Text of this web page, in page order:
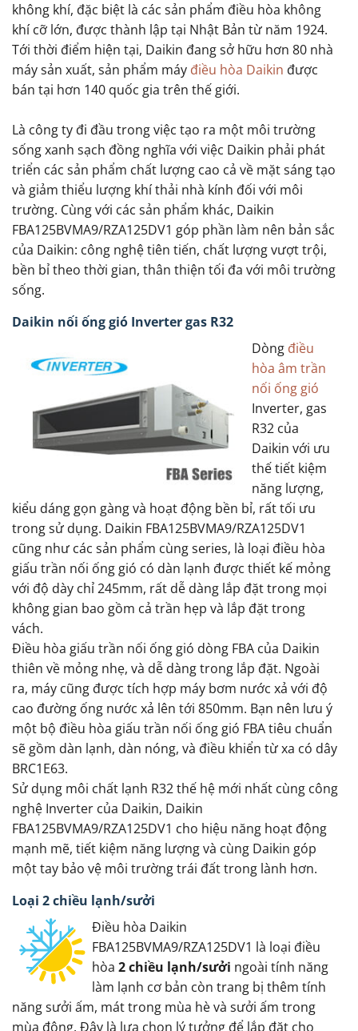
không khí, đặc biệt là các sản phẩm điều hòa không
khí cỡ lớn, được thành lập tại Nhật Bản từ năm 1924.
Tới thời điểm hiện tại, Daikin đang sở hữu hơn 80 nhà
máy sản xuất, sản phẩm máy điều hòa Daikin được
bán tại hơn 140 quốc gia trên thế giới.
Là công ty đi đầu trong việc tạo ra một môi trường
sống xanh sạch đồng nghĩa với việc Daikin phải phát
triển các sản phẩm chất lượng cao cả về mặt sáng tạo
và giảm thiểu lượng khí thải nhà kính đối với môi
trường. Cùng với các sản phẩm khác, Daikin
FBA125BVMA9/RZA125DV1 góp phần làm nên bản sắc
của Daikin: công nghệ tiên tiến, chất lượng vượt trội,
bền bỉ theo thời gian, thân thiện tối đa với môi trường
sống.
Daikin nối ống gió Inverter gas R32
Dòng điều
hòa âm trần
nối ống gió
Inverter, gas
R32 của
Daikin với ưu
thế tiết kiệm
năng lượng,
kiểu dáng gọn gàng và hoạt động bền bỉ, rất tối ưu
trong sử dụng. Daikin FBA125BVMA9/RZA125DV1
cũng như các sản phẩm cùng series, là loại điều hòa
giấu trần nối ống gió có dàn lạnh được thiết kế mỏng
với độ dày chỉ 245mm, rất dễ dàng lắp đặt trong mọi
không gian bao gồm cả trần hẹp và lắp đặt trong
vách.
Điều hòa giấu trần nối ống gió dòng FBA của Daikin
thiên về mỏng nhẹ, và dễ dàng trong lắp đặt. Ngoài
ra, máy cũng được tích hợp máy bơm nước xả với độ
cao đường ống nước xả lên tới 850mm. Bạn nên lưu ý
một bộ điều hòa giấu trần nối ống gió FBA tiêu chuẩn
sẽ gồm dàn lạnh, dàn nóng, và điều khiển từ xa có dây
BRC1E63.
Sử dụng môi chất lạnh R32 thế hệ mới nhất cùng công
nghệ Inverter của Daikin, Daikin
FBA125BVMA9/RZA125DV1 cho hiệu năng hoạt động
mạnh mẽ, tiết kiệm năng lượng và cùng Daikin góp
một tay bảo vệ môi trường trái đất trong lành hơn.
Loại 2 chiều lạnh/sưởi
Điều hòa Daikin
FBA125BVMA9/RZA125DV1 là loại điều
hòa 2 chiều lạnh/sưởi ngoài tính năng
làm lạnh cơ bản còn trang bị thêm tính
năng sưởi ấm, mát trong mùa hè và sưởi ấm trong
mùa đông. Đây là lựa chọn lý tưởng để lắp đặt cho